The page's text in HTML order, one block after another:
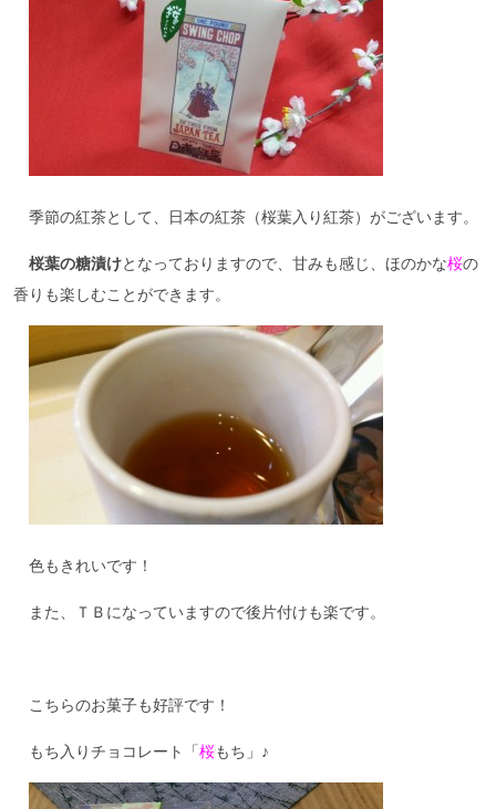
季節の紅茶として、日本の紅茶（桜葉入り紅茶）がございます。
桜葉の糖漬けとなっておりますので、甘みも感じ、ほのかな桜の
香りも楽しむことができます。
色もきれいです！
また、ＴＢになっていますので後片付けも楽です。
こちらのお菓子も好評です！
もち入りチョコレート「桜もち」♪